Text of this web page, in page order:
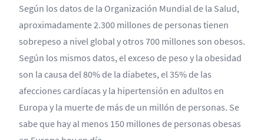
Según los datos de la Organización Mundial de la Salud,
aproximadamente 2.300 millones de personas tienen
sobrepeso a nivel global y otros 700 millones son obesos.
Según los mismos datos, el exceso de peso y la obesidad
son la causa del 80% de la diabetes, el 35% de las
afecciones cardíacas y la hipertensión en adultos en
Europa y la muerte de más de un millón de personas. Se
sabe que hay al menos 150 millones de personas obesas